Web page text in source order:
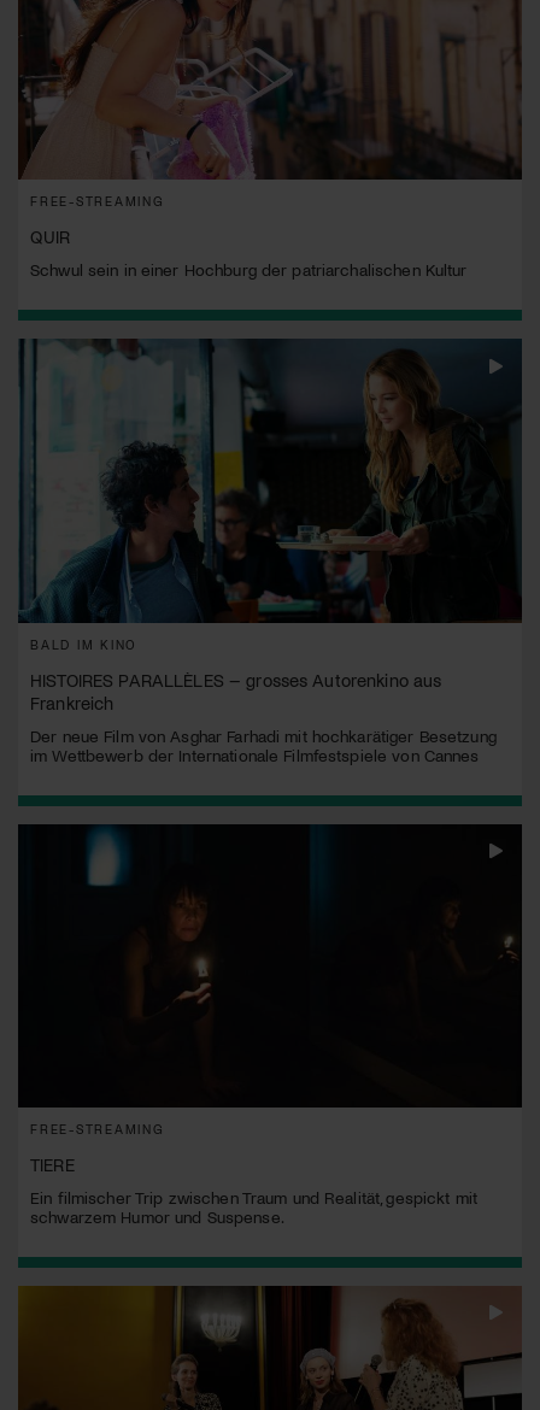
FREE-STREAMING
QUIR
Schwul sein in einer Hochburg der patriarchalischen Kultur
BALD IM KINO
HISTOIRES PARALLÈLES – grosses Autorenkino aus
Frankreich
Der neue Film von Asghar Farhadi mit hochkarätiger Besetzung
im Wettbewerb der Internationale Filmfestspiele von Cannes
FREE-STREAMING
TIERE
Ein filmischer Trip zwischen Traum und Realität, gespickt mit
schwarzem Humor und Suspense.